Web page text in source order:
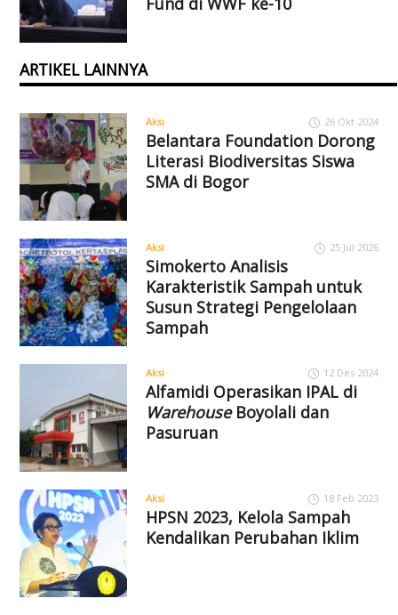
ARTIKEL LAINNYA
Aksi 26 Okt 2024
Belantara Foundation Dorong
Literasi Biodiversitas Siswa
SMA di Bogor
Aksi 25 Jul 2026
Simokerto Analisis
Karakteristik Sampah untuk
Susun Strategi Pengelolaan
Sampah
Aksi 12 Des 2024
Alfamidi Operasikan IPAL di
WarehouseBoyolali dan
Pasuruan
Aksi 18 Feb 2023
HPSN 2023, Kelola Sampah
Kendalikan Perubahan Iklim